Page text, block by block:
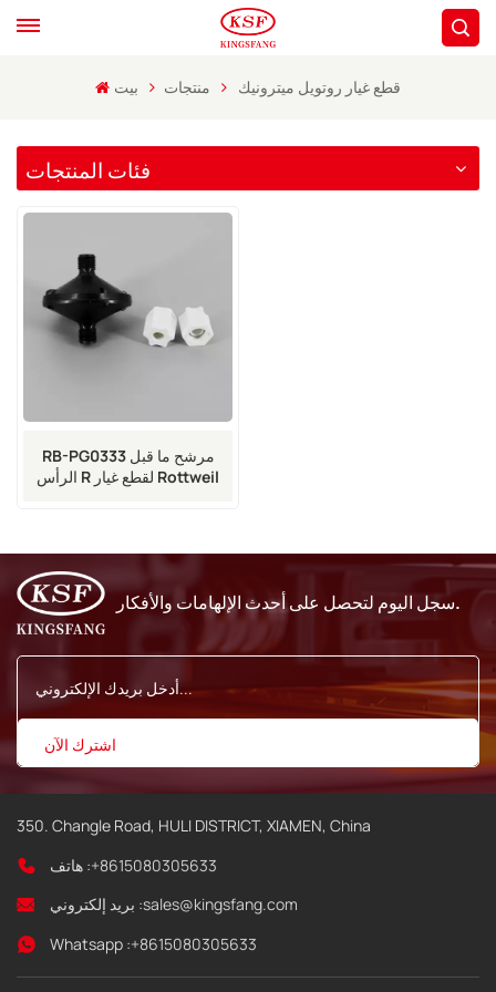
بيت منتجات قطع غيار روتويل ميترونيك
فئات المنتجات
RB-PG0333 مرشح ما قبل
الرأس R لقطع غيار Rottweil
سجل اليوم لتحصل على أحدث الإلهامات والأفكار.
350. Changle Road, HULI DISTRICT, XIAMEN, China
هاتف :+8615080305633
بريد إلكتروني :sales@kingsfang.com
Whatsapp :+8615080305633